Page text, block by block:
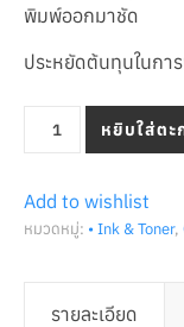
พิมพ์ออกมาชัด
ประหยัดต้นทุนในกา
จำนวน น้ำหมึกเติม
หยิบใส่ตะ
Add to wishlist
หมวดหมู่: • Ink & Toner,
รายละเอียด